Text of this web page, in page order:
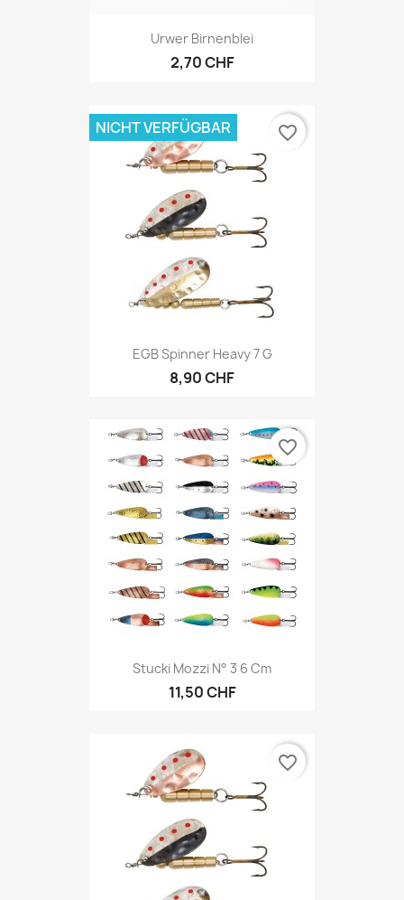
Urwer Birnenblei
2,70 CHF
EGB Spinner Heavy 7 G
8,90 CHF
NICHT VERFÜGBAR favorite_border
Stucki Mozzi N° 3 6 Cm
11,50 CHF
favorite_border
favorite_border